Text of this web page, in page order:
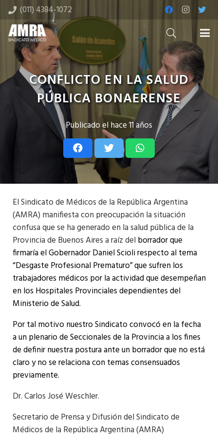
(011) 4384-1072
CONFLICTO EN LA SALUD
PÚBLICA BONAERENSE
Publicado elhace 11 años
El Sindicato de Médicos de la República Argentina
(AMRA) manifiesta con preocupación la situación
confusa que se ha generado en la salud pública de la
Provincia de Buenos Aires a raíz del borrador que
firmaría el Gobernador Daniel Scioli respecto al tema
“Desgaste Profesional Prematuro” que sufren los
trabajadores médicos por la actividad que desempeñan
en los Hospitales Provinciales dependientes del
Ministerio de Salud.
Por tal motivo nuestro Sindicato convocó en la fecha
a un plenario de Seccionales de la Provincia a los fines
de definir nuestra postura ante un borrador que no está
claro y no se relaciona con temas consensuados
previamente.
Dr. Carlos José Weschler.
Secretario de Prensa y Difusión del Sindicato de
Médicos de la República Argentina (AMRA)